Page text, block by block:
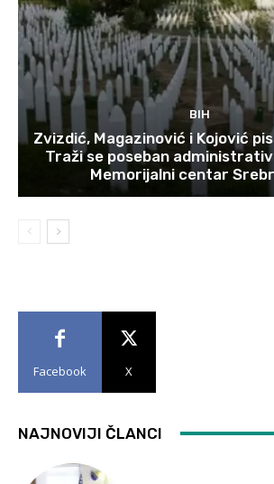
BIH
Zvizdić, Magazinović i Kojović
Traži se poseban
Memorijalni centar
Facebook X
NAJNOVIJI ČLANCI